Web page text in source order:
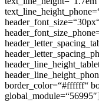
border_color=“#ffffff“